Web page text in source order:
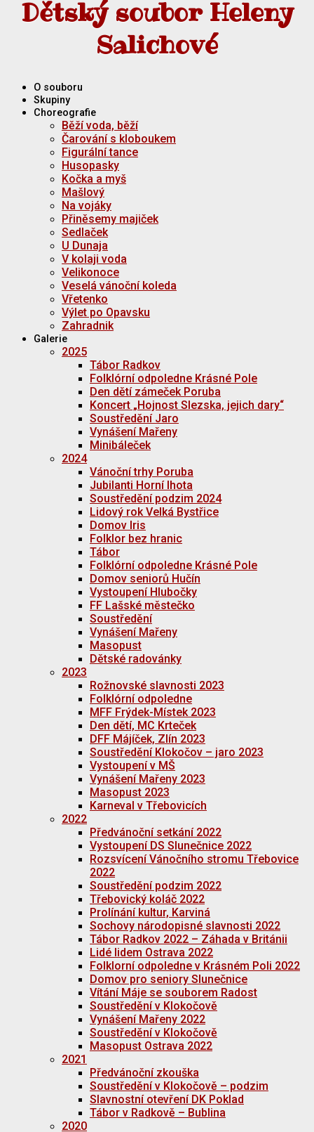
Dětský soubor Heleny
Salichové
O souboru
Skupiny
Choreografie
Běží voda, běží
Čarování s kloboukem
Figurální tance
Husopasky
Kočka a myš
Mašlový
Na vojáky
Přiněsemy majiček
Sedlaček
U Dunaja
V kolaji voda
Velikonoce
Veselá vánoční koleda
Vřetenko
Výlet po Opavsku
Zahradnik
Galerie
2025
Tábor Radkov
Folklórní odpoledne Krásné Pole
Den dětí zámeček Poruba
Koncert „Hojnost Slezska, jejich dary“
Soustředění Jaro
Vynášení Mařeny
Minibáleček
2024
Vánoční trhy Poruba
Jubilanti Horní lhota
Soustředění podzim 2024
Lidový rok Velká Bystřice
Domov Iris
Folklor bez hranic
Tábor
Folklórní odpoledne Krásné Pole
Domov seniorů Hučín
Vystoupení Hlubočky
FF Lašské městečko
Soustředění
Vynášení Mařeny
Masopust
Dětské radovánky
2023
Rožnovské slavnosti 2023
Folklórní odpoledne
MFF Frýdek-Místek 2023
Den dětí, MC Krteček
DFF Májíček, Zlín 2023
Soustředění Klokočov – jaro 2023
Vystoupení v MŠ
Vynášení Mařeny 2023
Masopust 2023
Karneval v Třebovicích
2022
Předvánoční setkání 2022
Vystoupení DS Slunečnice 2022
Rozsvícení Vánočního stromu Třebovice
2022
Soustředění podzim 2022
Třebovický koláč 2022
Prolínání kultur, Karviná
Sochovy národopisné slavnosti 2022
Tábor Radkov 2022 – Záhada v Británii
Lidé lidem Ostrava 2022
Folklorní odpoledne v Krásném Poli 2022
Domov pro seniory Slunečnice
Vítání Máje se souborem Radost
Soustředění v Klokočově
Vynášení Mařeny 2022
Soustředění v Klokočově
Masopust Ostrava 2022
2021
Předvánoční zkouška
Soustředění v Klokočově – podzim
Slavnostní otevření DK Poklad
Tábor v Radkově – Bublina
2020